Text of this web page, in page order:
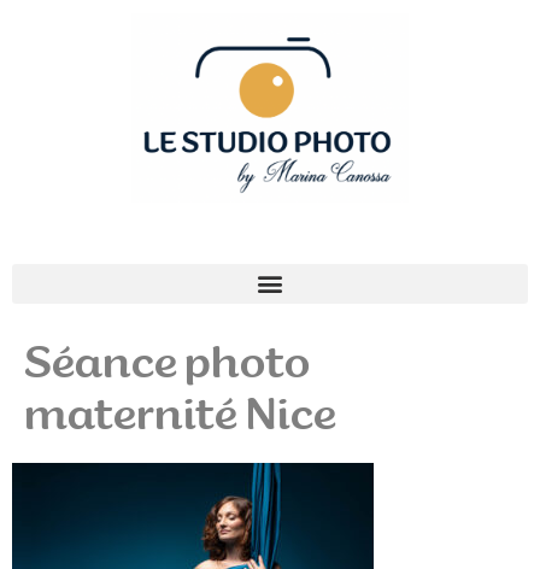
Séance photo
maternité Nice